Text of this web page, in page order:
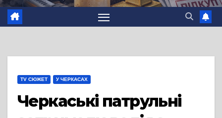
TV СЮЖЕТ У ЧЕРКАСАХ
Черкаські патрульні